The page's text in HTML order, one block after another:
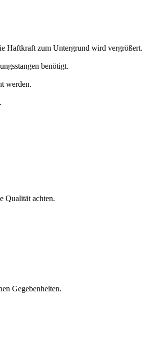
Haftkraft zum Untergrund wird vergrößert.
benötigt.
werden.
Qualität achten.
Gegebenheiten.